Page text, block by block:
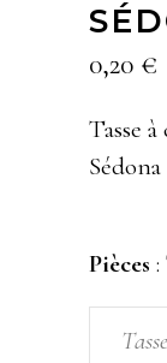
0,20 €
Tasse
Sédona
Pièces :